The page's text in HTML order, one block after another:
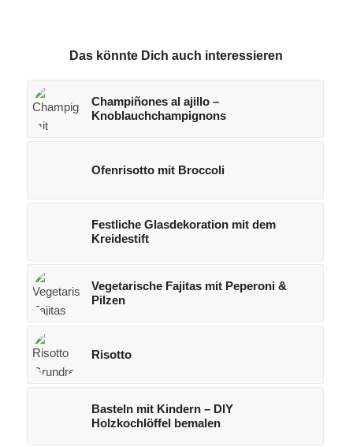
Das könnte Dich auch interessieren
Champiñones al ajillo –
Knoblauchchampignons
Ofenrisotto mit Broccoli
Festliche Glasdekoration mit dem
Kreidestift
Vegetarische Fajitas mit Peperoni &
Pilzen
Risotto
Basteln mit Kindern – DIY
Holzkochlöffel bemalen